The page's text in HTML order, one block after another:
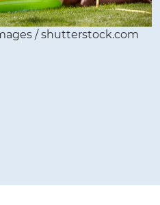
/ shutterstock.com